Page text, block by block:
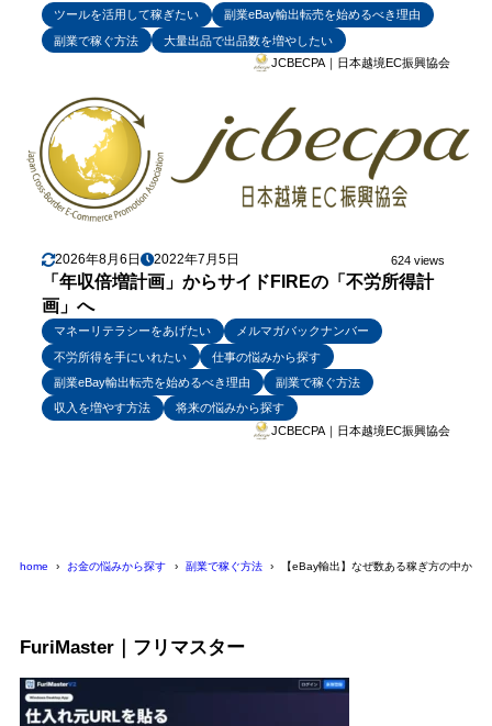
ツールを活用して稼ぎたい
副業eBay輸出転売を始めるべき理由
副業で稼ぐ方法
大量出品で出品数を増やしたい
JCBECPA｜日本越境EC振興協会
2026年8月6日 2022年7月5日 624 views
「年収倍増計画」からサイドFIREの「不労所得計
画」へ
マネーリテラシーをあげたい
メルマガバックナンバー
不労所得を手にいれたい
仕事の悩みから探す
副業eBay輸出転売を始めるべき理由
副業で稼ぐ方法
収入を増やす方法
将来の悩みから探す
JCBECPA｜日本越境EC振興協会
home お金の悩みから探す 副業で稼ぐ方法 【eBay輸出】なぜ数ある稼ぎ方の中から
FuriMaster｜フリマスター